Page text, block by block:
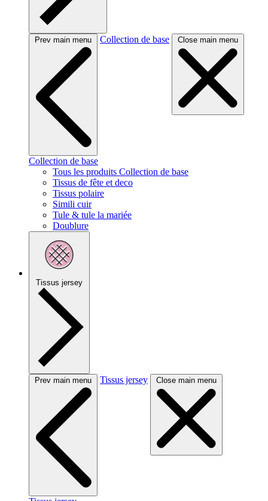
Prev main menu Collection de base Close main menu
Collection de base
Tous les produits Collection de base
Tissus de fête et deco
Tissus polaire
Simili cuir
Tule & tule la mariée
Doublure
Tissus jersey
Prev main menu Tissus jersey Close main menu